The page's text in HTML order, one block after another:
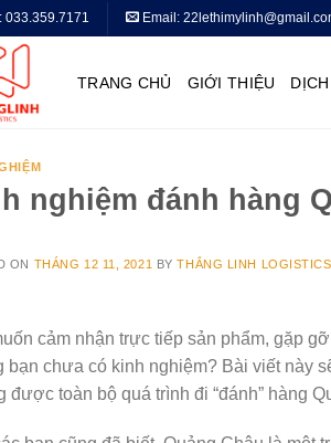
033.359.7171 Email:
TRANG CHỦ GIỚI THIỆU
nghiệm đánh hàng
ON THÁNG 12 11, 2021 BYTHẮNG LINH LOGISTICS
cảm nhận trực tiếp sản phẩm, gặp
bạn chưa có kinh nghiệm? Bài viết này
được toàn bộ quá trình đi “đánh” hàng